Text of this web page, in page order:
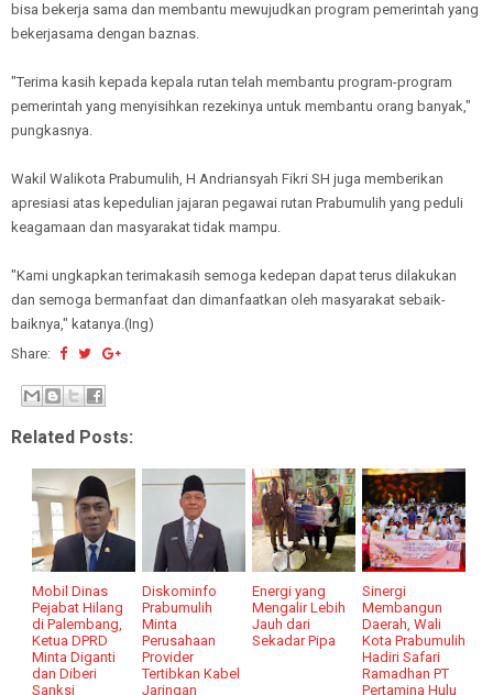
bisa bekerja sama dan membantu mewujudkan program pemerintah yang
bekerjasama dengan baznas.
"Terima kasih kepada kepala rutan telah membantu program-program
pemerintah yang menyisihkan rezekinya untuk membantu orang banyak,"
pungkasnya.
Wakil Walikota Prabumulih, H Andriansyah Fikri SH juga memberikan
apresiasi atas kepedulian jajaran pegawai rutan Prabumulih yang peduli
keagamaan dan masyarakat tidak mampu.
"Kami ungkapkan terimakasih semoga kedepan dapat terus dilakukan
dan semoga bermanfaat dan dimanfaatkan oleh masyarakat sebaik-
baiknya," katanya.(Ing)
Share:
Related Posts:
Mobil Dinas
Pejabat Hilang
di Palembang,
Ketua DPRD
Minta Diganti
dan Diberi
Sanksi
Diskominfo
Prabumulih
Minta
Perusahaan
Provider
Tertibkan Kabel
Jaringan
Energi yang
Mengalir Lebih
Jauh dari
Sekadar Pipa
Sinergi
Membangun
Daerah, Wali
Kota Prabumulih
Hadiri Safari
Ramadhan PT
Pertamina Hulu